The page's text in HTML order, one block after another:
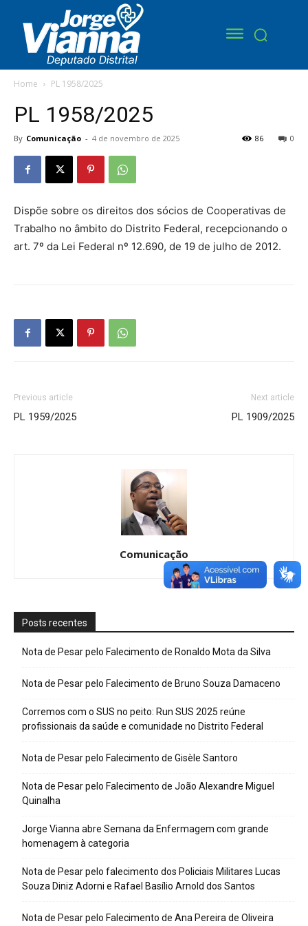
Home PL 1958/2025
PL 1958/2025
By Comunicação - 4 de novembro de 2025 0
86
Dispõe sobre os direitos dos sócios de Cooperativas de
Trabalho no âmbito do Distrito Federal, recepcionando o
art. 7º da Lei Federal nº 12.690, de 19 de julho de 2012.
Previous article
PL 1959/2025
Next article
PL 1909/2025
Comunicação
Posts recentes
Nota de Pesar pelo Falecimento de Ronaldo Mota da Silva
Nota de Pesar pelo Falecimento de Bruno Souza Damaceno
Corremos com o SUS no peito: Run SUS 2025 reúne
profissionais da saúde e comunidade no Distrito Federal
Nota de Pesar pelo Falecimento de Gisèle Santoro
Nota de Pesar pelo Falecimento de João Alexandre Miguel
Quinalha
Jorge Vianna abre Semana da Enfermagem com grande
homenagem à categoria
Nota de Pesar pelo falecimento dos Policiais Militares Lucas
Souza Diniz Adorni e Rafael Basílio Arnold dos Santos
Nota de Pesar pelo Falecimento de Ana Pereira de Oliveira